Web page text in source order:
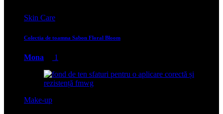
Skin Care
Colectia de toamna Sabon Floral Bloom
Mona 1
Make-up